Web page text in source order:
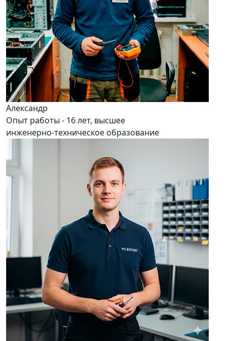
Александр
Опыт работы - 16 лет, высшее
инженерно-техническое образование